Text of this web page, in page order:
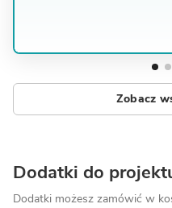
Zobacz
Dodatki do
Dodatki możesz zamówić w